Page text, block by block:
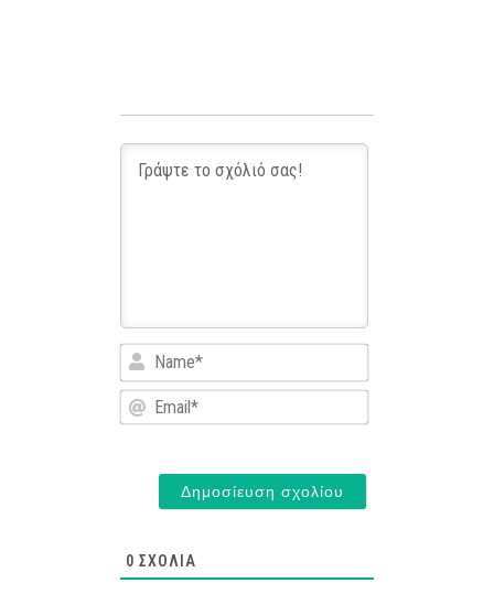
Name*
Email*
0 ΣΧΌΛΙΑ